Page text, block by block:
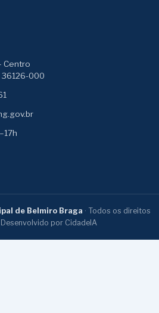
Centro
36126-000
de Belmiro Braga · Todos os direitos
Desenvolvido por CidadeIA